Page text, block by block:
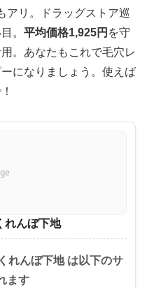
アリ。ドラッグストア巡
。 平均価格1,925円 を守
。あなたもこれで毛穴レ
になりましょう。使えば
れんぼ下地
れんぼ下地 は以下のサ
ます